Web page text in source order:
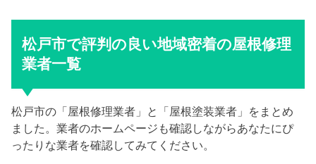
松戸市で評判の良い地域密着の屋根修理
業者一覧
松戸市の「屋根修理業者」と「屋根塗装業者」をまとめ
ました。業者のホームページも確認しながらあなたにぴ
ったりな業者を確認してみてください。